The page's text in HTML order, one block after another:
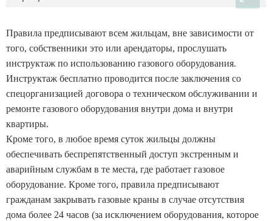
Правила предписывают всем жильцам, вне зависимости от
того, собственники это или арендаторы, прослушать
инструктаж по использованию газового оборудования.
Инструктаж бесплатно проводится после заключения со
спецорганизацией договора о техническом обслуживании и
ремонте газового оборудования внутри дома и внутри
квартиры.
Кроме того, в любое время суток жильцы должны
обеспечивать беспрепятственный доступ экстренным и
аварийным службам в те места, где работает газовое
оборудование. Кроме того, правила предписывают
гражданам закрывать газовые краны в случае отсутствия
дома более 24 часов (за исключением оборудования, которое